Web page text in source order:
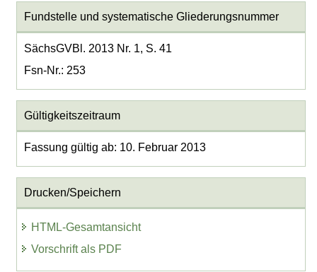
Fundstelle und systematische Gliederungsnummer
SächsGVBl. 2013 Nr. 1, S. 41
Fsn-Nr.: 253
Gültigkeitszeitraum
Fassung gültig ab: 10. Februar 2013
Drucken/Speichern
HTML-Gesamtansicht
Vorschrift als PDF